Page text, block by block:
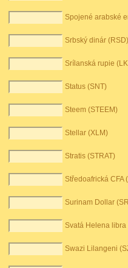
Spojené arabské
Srbský dinár (RSD)
Srílanská rupie
Status (SNT)
Steem (STEEM)
Stellar (XLM)
Stratis (STRAT)
Středoafrická CFA
Surinam Dollar
Svatá Helena libra
Swazi Lilangeni